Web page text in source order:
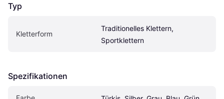
Typ
Kletterform
Traditionelles Klettern,
Sportklettern
Spezifikationen